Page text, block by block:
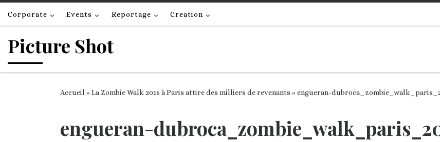
Passer au contenu
Corporate Events Reportage Creation
Picture Shot
Accueil »La Zombie Walk 2016 à Paris attire des milliers de revenants »engueran-
engueran-